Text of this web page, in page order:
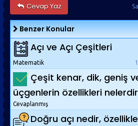
Cevap Yaz
Benzer Konular
Açı ve Açı Çeşitleri
Matematik
Çeşit kenar, dik, geniş
üçgenlerin özellikleri
Cevaplanmış
Doğru açı nedir,